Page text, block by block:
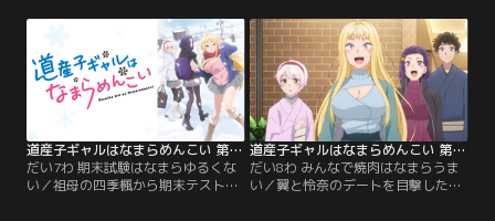
って、何故か安心してしまう翼だっ
た。バレンタインデーには興味が無
いと言っていた沙友理だが、後日バ
レンタインフェアを遠目から見てい
るところを美波とばったり遭遇して
しまう。【提供：バンダイチャンネ
らうことになった。眞衣はバレンタ
インデー当日の美波の様子や、翼に
対して感謝の気持ちを伝える。翌
日、翼は登校中に日本人離れした美
少女・夏川怜奈と出会う。【提供：
バンダイチャンネル】
道産子ギャルはなまらめんこい 第07話
だい7わ 期末試験はなまらゆるくな
い／祖母の四季楓から期末テストで
道産子ギャルはなまらめんこい 第08話
だい8わ みんなで焼肉はなまらうま
い／翼と怜奈のデートを目撃した